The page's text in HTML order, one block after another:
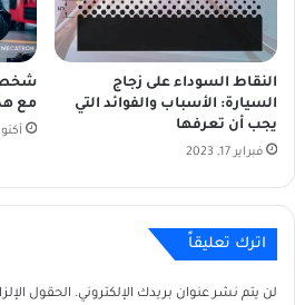
النقاط السوداء على زجاج
السيارة: الأسباب والفوائد التي
يجب أن تعرفها
فبراير 17, 2023
شخص
مع
أكتوبر 13,
اترك تعليقاً
لن يتم نشر عنوان بريدك الإلكتروني. الحقول